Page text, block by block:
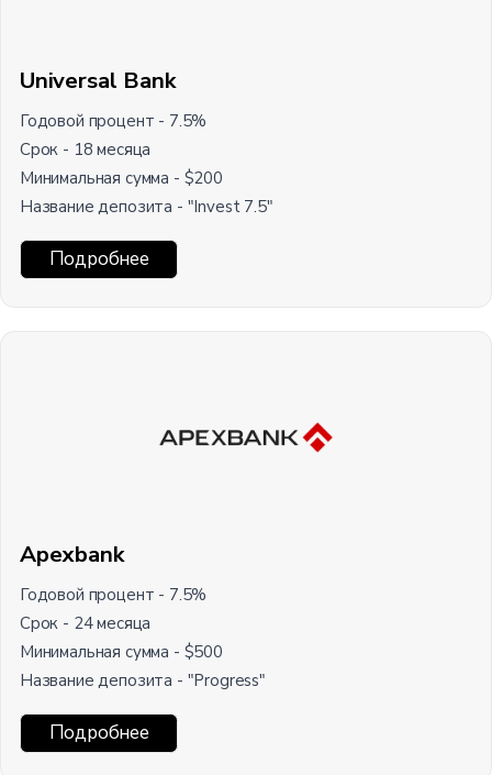
Universal Bank
Годовой процент - 7.5%
Срок - 18 месяца
Минимальная сумма - $200
Название депозита - "Invest 7.5"
Подробнее
Apexbank
Годовой процент - 7.5%
Срок - 24 месяца
Минимальная сумма - $500
Название депозита - "Progress"
Подробнее